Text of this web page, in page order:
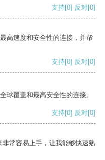
支持[0] 反对[0]
高速度和安全性的连接，并帮
支持[0] 反对[0]
球覆盖和最高安全性的连接。
支持[0] 反对[0]
常容易上手，让我能够快速熟